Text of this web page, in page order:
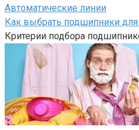
Автоматические линии
Как выбрать подшипники
Критерии подбора